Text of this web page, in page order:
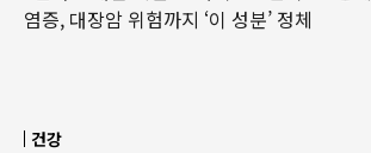
염증, 대장암 위험까지 ‘이 성분’ 정체
건강